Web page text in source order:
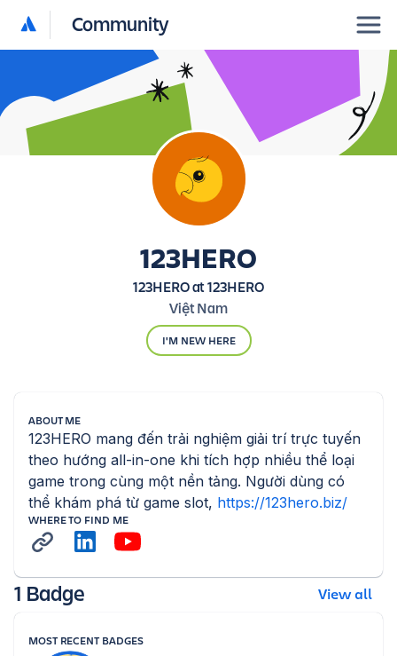
Community
123HERO
I'M NEW HERE
123HERO at 123HERO
Việt Nam
1 Badge View all
MOST RECENT BADGES
ABOUT ME
123HERO mang đến trải nghiệm giải trí trực tuyến
theo hướng all-in-one khi tích hợp nhiều thể loại
game trong cùng một nền tảng. Người dùng có
thể khám phá từ game slot, https://123hero.biz/
WHERE TO FIND ME